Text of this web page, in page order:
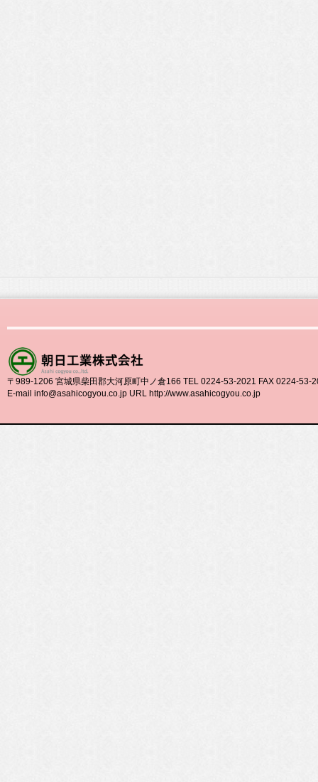
〒989-1206 宮城県柴田郡大河原町中ノ倉166 TEL 0224-53-2021 FAX 0224-53-
E-mail info@asahicogyou.co.jp URL http://www.asahicogyou.co.jp